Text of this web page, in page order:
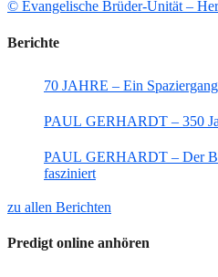
© Evangelische Brüder-Unität –
Berichte
70 JAHRE – Ein
PAUL GERHARDT – 350
PAUL GERHARDT – Der
fasziniert
zu allen Berichten
Predigt online anhören